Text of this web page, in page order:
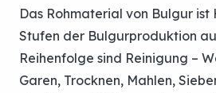
Das Rohmaterial von Bulgur
Stufen der Bulgurproduktion
Reihenfolge sind Reinigung –
Garen, Trocknen, Mahlen,